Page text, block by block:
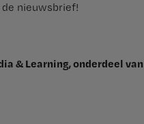
nieuwsbrief!
& Learning, onderdeel van